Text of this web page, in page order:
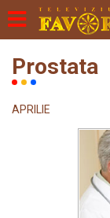
Prostata
APRILIE